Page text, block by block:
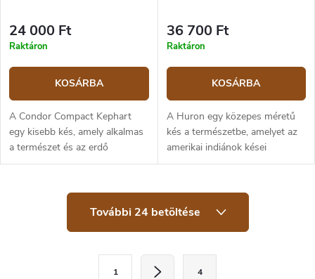
24 000 Ft
Raktáron
KOSÁRBA
A Condor Compact Kephart
egy kisebb kés, amely alkalmas
a természet és az erdő
számára. 1095 szénacél penge
élezésű és matt felületű.
36 700 Ft
Raktáron
KOSÁRBA
A Huron egy közepes méretű
kés a természetbe, amelyet az
amerikai indiánok kései
inspiráltak. A kés 1095 magas
diófa markolattal rendelkezik....
További 24 betöltése
1 4